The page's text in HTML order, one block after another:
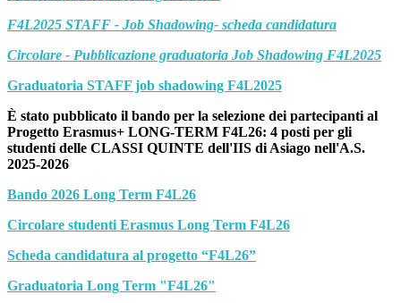
F4L2025 STAFF - Job Shadowing- scheda candidatura
Circolare - Pubblicazione graduatoria Job Shadowing F4L2025
Graduatoria STAFF job shadowing F4L2025
È stato pubblicato il bando per la selezione dei partecipanti al
Progetto Erasmus+ LONG-TERM F4L26: 4 posti per gli
studenti delle CLASSI QUINTE dell'IIS di Asiago nell'A.S.
2025-2026
Bando 2026 Long Term F4L26
Circolare studenti Erasmus Long Term F4L26
Scheda candidatura al progetto “F4L26”
Graduatoria Long Term "F4L26"